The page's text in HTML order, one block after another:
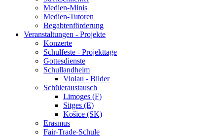
Medien-Minis
Medien-Tutoren
Begabtenförderung
Veranstaltungen - Projekte
Konzerte
Schulfeste - Projekttage
Gottesdienste
Schullandheim
Violau - Bilder
Schüleraustausch
Limoges (F)
Sitges (E)
Košice (SK)
Erasmus
Fair-Trade-Schule